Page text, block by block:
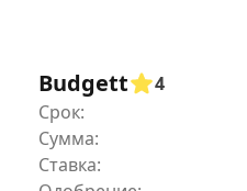
Budgett
4
Срок:
Сумма:
Ставка: